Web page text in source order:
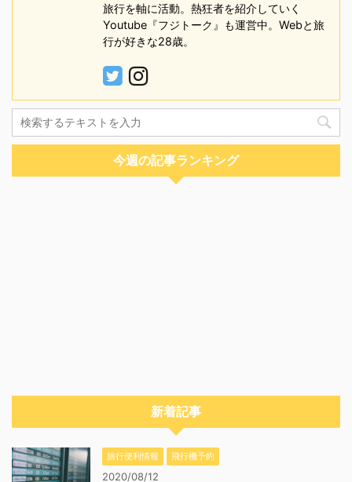
旅行を軸に活動。熱狂者を紹介していく
Youtube『フジトーク』も運営中。Webと旅
行が好きな28歳。
今週の記事ランキング
新着記事
旅行便利情報 飛行機予約
2020/08/12